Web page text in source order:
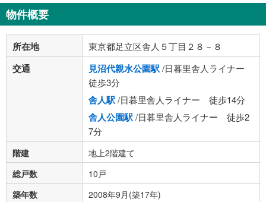
物件概要
所在地 東京都足立区舎人５丁目２８－８
交通 見沼代親水公園駅/日暮里舎人ライナー
徒歩3分
舎人駅/日暮里舎人ライナー 徒歩14分
舎人公園駅/日暮里舎人ライナー 徒歩2
7分
階建
地上2階建て
総戸数
10戸
築年数
2008年9月(築17年)